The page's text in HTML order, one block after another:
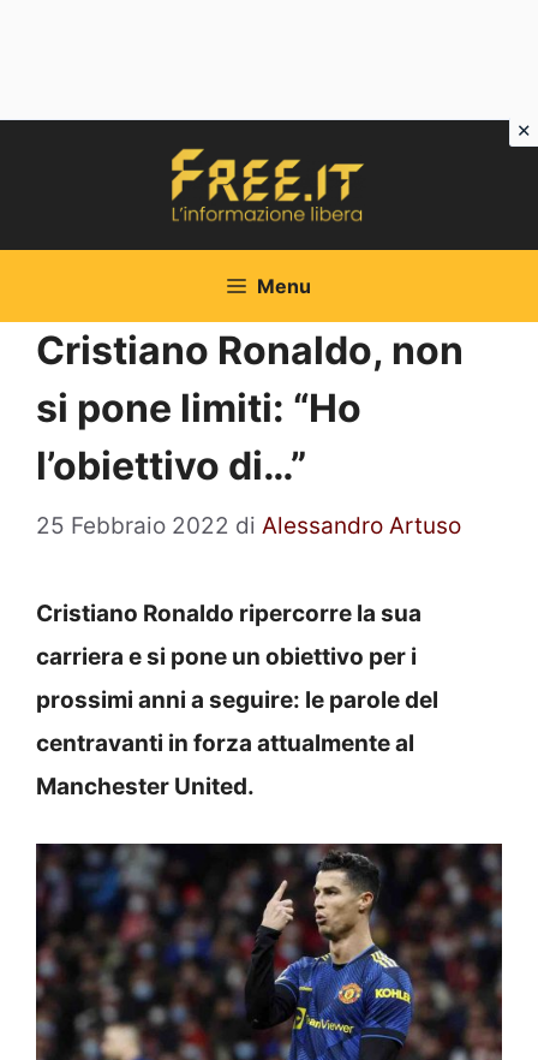
Menu
Cristiano Ronaldo, non
si pone limiti: “Ho
l’obiettivo di…”
25 Febbraio 2022 di Alessandro Artuso
Cristiano Ronaldo ripercorre la sua
carriera e si pone un obiettivo per i
prossimi anni a seguire: le parole del
centravanti in forza attualmente al
Manchester United.